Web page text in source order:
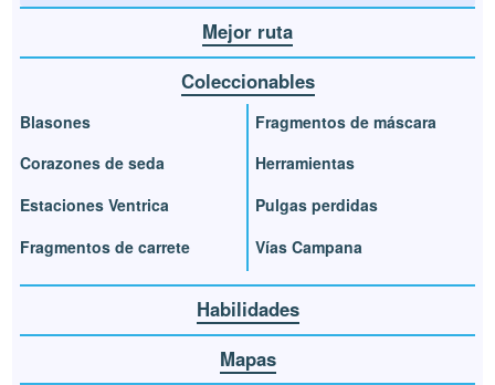
Mejor ruta
Coleccionables
Blasones
Corazones de seda
Estaciones Ventrica
Fragmentos de carrete
Fragmentos de máscara
Herramientas
Pulgas perdidas
Vías Campana
Habilidades
Mapas